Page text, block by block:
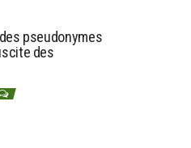
pseudonymes
des